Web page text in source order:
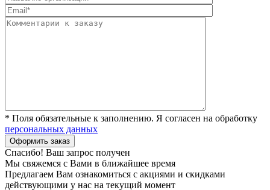
* Поля обязательные к заполнению. Я согласен на обработку
персональных данных
Спасибо! Ваш запрос получен
Мы свяжемся с Вами в ближайшее время
Предлагаем Вам ознакомиться с акциями и скидками
действующими у нас на текущий момент